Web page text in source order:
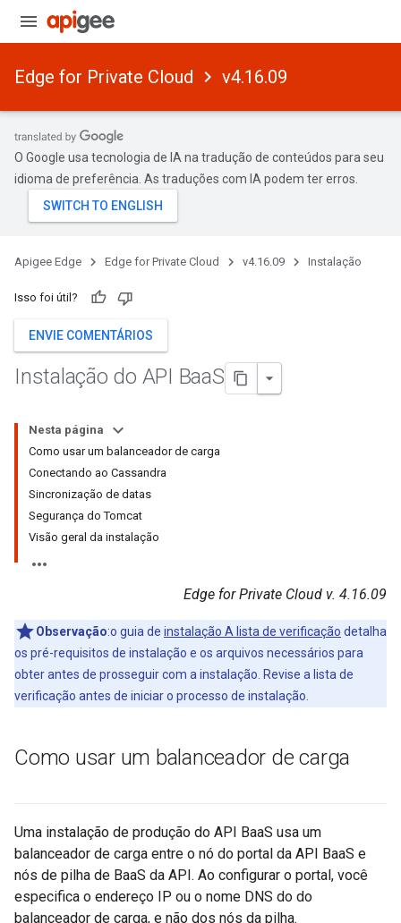
Edge for Private Cloud v4.16.09
O Google usa tecnologia de IA na tradução de conteúdos para seu
idioma de preferência. As traduções com IA podem ter erros.
Apigee Edge Edge for Private Cloud v4.16.09 Instalação
Isso foi útil?
ENVIE COMENTÁRIOS
Instalação do API BaaS
Nesta página
Como usar um balanceador de carga
Conectando ao Cassandra
Sincronização de datas
Segurança do Tomcat
Visão geral da instalação
Edge for Private Cloud v. 4.16.09
Observação:o guia de instalação A lista de verificação detalha
os pré-requisitos de instalação e os arquivos necessários para
obter antes de prosseguir com a instalação. Revise a lista de
verificação antes de iniciar o processo de instalação.
Como usar um balanceador de carga
Uma instalação de produção do API BaaS usa um
balanceador de carga entre o nó do portal da API BaaS e
nós de pilha de BaaS da API. Ao configurar o portal, você
especifica o endereço IP ou o nome DNS do do
balanceador de carga, e não dos nós da pilha.